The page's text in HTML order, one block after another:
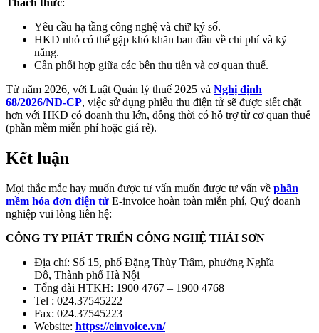
Thách thức:
Yêu cầu hạ tầng công nghệ và chữ ký số.
HKD nhỏ có thể gặp khó khăn ban đầu về chi phí và kỹ
năng.
Cần phối hợp giữa các bên thu tiền và cơ quan thuế.
Từ năm 2026, với Luật Quản lý thuế 2025 và Nghị định
68/2026/NĐ-CP, việc sử dụng phiếu thu điện tử sẽ được siết chặt
hơn với HKD có doanh thu lớn, đồng thời có hỗ trợ từ cơ quan thuế
(phần mềm miễn phí hoặc giá rẻ).
Kết luận
Mọi thắc mắc hay muốn được tư vấn muốn được tư vấn về phần
mềm hóa đơn điện tử E-invoice hoàn toàn miễn phí, Quý doanh
nghiệp vui lòng liên hệ:
CÔNG TY PHÁT TRIỂN CÔNG NGHỆ THÁI SƠN
Địa chỉ: Số 15, phố Đặng Thùy Trâm, phường Nghĩa
Đô, Thành phố Hà Nội
Tổng đài HTKH: 1900 4767 – 1900 4768
Tel : 024.37545222
Fax: 024.37545223
Website: https://einvoice.vn/